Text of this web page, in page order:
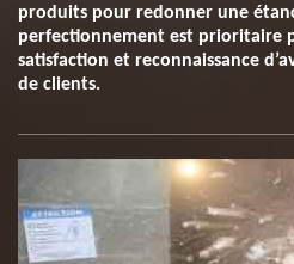
produits pour redonner une
perfectionnement est prioritaire
satisfaction et reconnaissance
de clients.